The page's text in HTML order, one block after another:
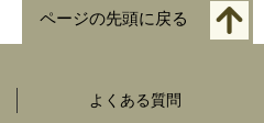
ページの先頭に戻る
よくある質問